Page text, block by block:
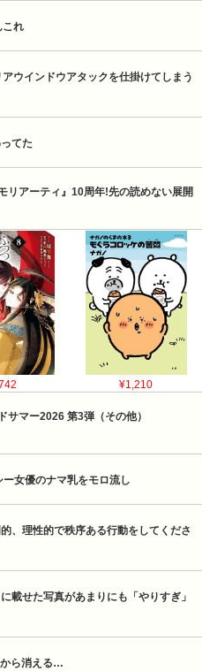
これ
ウインドウアタックを仕掛けてしまう
てた
リアーティ』10周年!先の読めない展開
¥1,210
サマー2026 第3弾（その他）
ー女優のナマ乳をモロ流し
、理性的で秩序ある行動をしてくださ
載せた写真があまりにも「やりすぎ」
から消える…